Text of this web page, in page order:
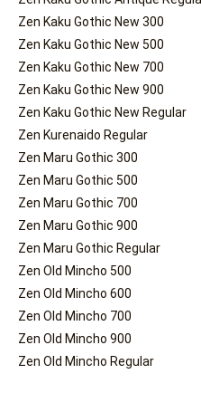
Zen Kaku Gothic New 300
Zen Kaku Gothic New 500
Zen Kaku Gothic New 700
Zen Kaku Gothic New 900
Zen Kaku Gothic New Regular
Zen Kurenaido Regular
Zen Maru Gothic 300
Zen Maru Gothic 500
Zen Maru Gothic 700
Zen Maru Gothic 900
Zen Maru Gothic Regular
Zen Old Mincho 500
Zen Old Mincho 600
Zen Old Mincho 700
Zen Old Mincho 900
Zen Old Mincho Regular